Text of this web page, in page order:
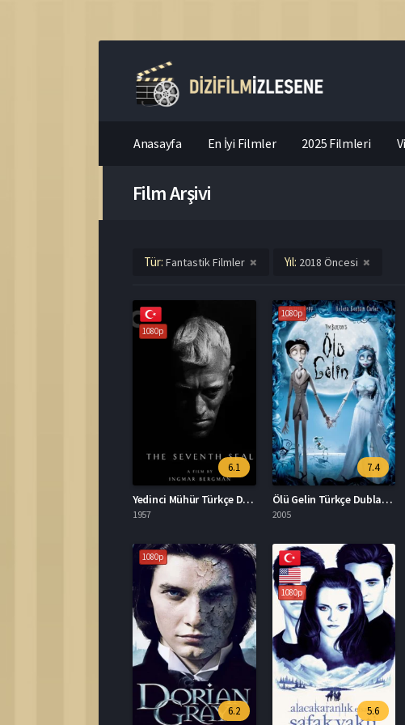
Anasayfa En İyi Filmler 2025 Filmleri
Film Arşivi
Tür: Fantastik Filmler Yıl: 2018 Öncesi
1080p
6.1
Yedinci Mühür Türkçe Dublaj İzle
1957
1080p
7.4
Ölü Gelin Türkçe Dublaj İzle
2005
1080p
6.2
1080p
5.6